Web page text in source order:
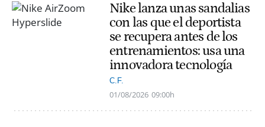
Nike lanza unas sandalias
con las que el deportista
se recupera antes de los
entrenamientos: usa una
innovadora tecnología
C.F.
01/08/2026 09:00h